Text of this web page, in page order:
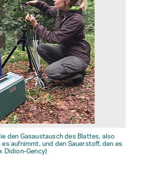
den Gasaustausch des Blattes, also
aufnimmt, und den Sauerstoff, den es
Didion-Gency)